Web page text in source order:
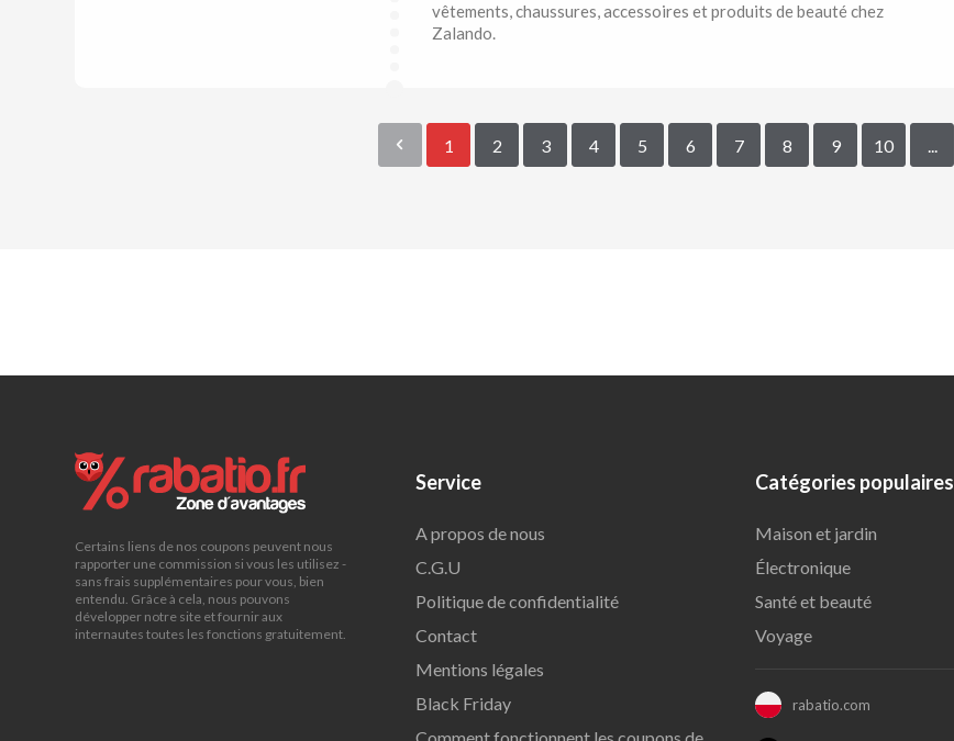
vêtements, chaussures, accessoires et produits de beauté chez
Zalando.
1 2 3 4 5 6 7 8 9 10
Certains liens de nos coupons peuvent nous
rapporter une commission si vous les utilisez -
sans frais supplémentaires pour vous, bien
entendu. Grâce à cela, nous pouvons
développer notre site et fournir aux
internautes toutes les fonctions gratuitement.
Service
A propos de nous
C.G.U
Politique de confidentialité
Contact
Mentions légales
Black Friday
Catégories populaires
Maison et jardin
Électronique
Santé et beauté
Voyage
rabatio.com